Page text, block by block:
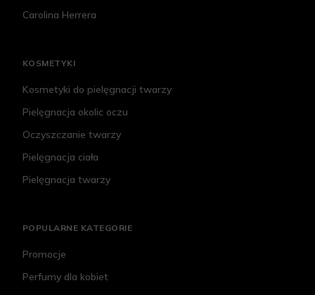
Carolina Herrera
KOSMETYKI
Kosmetyki do pielęgnacji twarzy
Pielęgnacja okolic oczu
Oczyszczanie twarzy
Pielęgnacja ciała
Pielęgnacja twarzy
POPULARNE KATEGORIE
Promocje
Perfumy dla kobiet